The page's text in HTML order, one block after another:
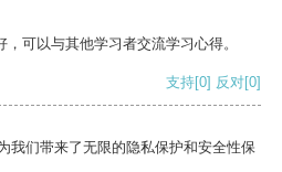
可以与其他学习者交流学习心得。
支持[0] 反对[0]
我们带来了无限的隐私保护和安全性保